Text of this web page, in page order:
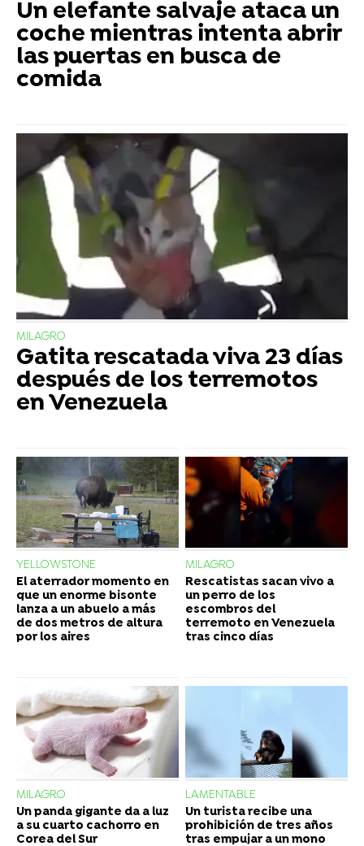
Un elefante salvaje ataca un
coche mientras intenta abrir
las puertas en busca de
comida
MILAGRO
Gatita rescatada viva 23 días
después de los terremotos
en Venezuela
YELLOWSTONE
El aterrador momento en
que un enorme bisonte
lanza a un abuelo a más
de dos metros de altura
por los aires
MILAGRO
Rescatistas sacan vivo a
un perro de los
escombros del
terremoto en Venezuela
tras cinco días
MILAGRO
Un panda gigante da a luz
a su cuarto cachorro en
Corea del Sur
LAMENTABLE
Un turista recibe una
prohibición de tres años
tras empujar a un mono